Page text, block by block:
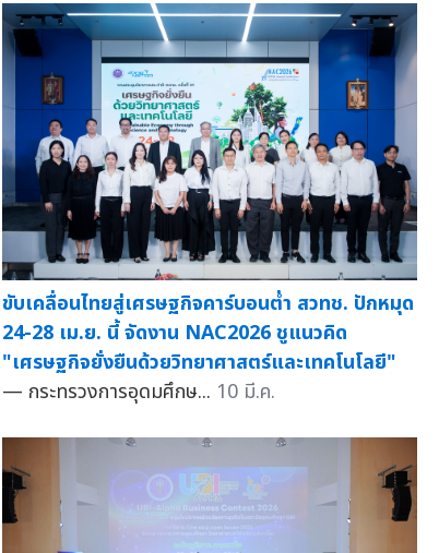
ขับเคลื่อนไทยสู่เศรษฐกิจคาร์บอนต่ำ สวทช. ปักหมุด
24-28 เม.ย. นี้ จัดงาน NAC2026 ชูแนวคิด
"เศรษฐกิจยั่งยืนด้วยวิทยาศาสตร์และเทคโนโลยี"
— กระทรวงการอุดมศึกษ... 10 มี.ค.